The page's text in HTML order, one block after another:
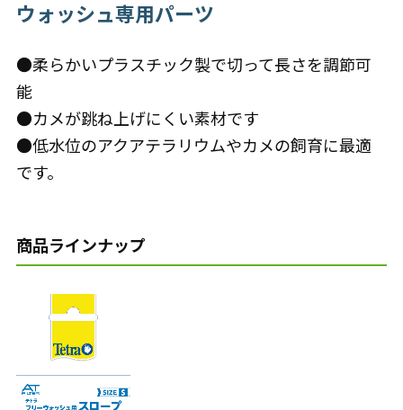
ウォッシュ専用パーツ
●柔らかいプラスチック製で切って長さを調節可
能
●カメが跳ね上げにくい素材です
●低水位のアクアテラリウムやカメの飼育に最適
です。
商品ラインナップ